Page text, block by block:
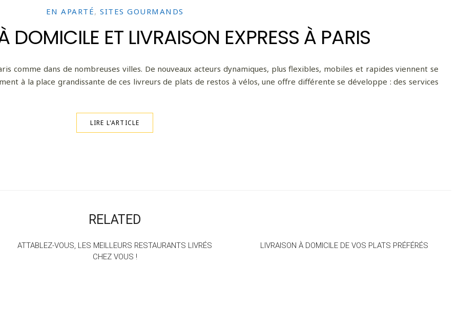
EN APARTÉ, SITES GOURMANDS
DOMICILE ET LIVRAISON EXPRESS À PARIS
comme dans de nombreuses villes. De nouveaux acteurs dynamiques, plus flexibles, mobiles et rapides viennent se
à la place grandissante de ces livreurs de plats de restos à vélos, une offre différente se développe : des services
LIRE L'ARTICLE
RELATED
ATTABLEZ-VOUS, LES MEILLEURS RESTAURANTS LIVRÉS
CHEZ VOUS !
LIVRAISON À DOMICILE DE VOS PLATS PRÉFÉRÉS